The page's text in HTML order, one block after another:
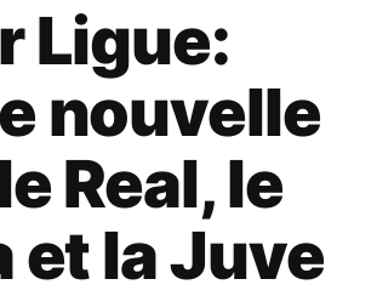
Ligue:
nouvelle
Real, le
et la Juve